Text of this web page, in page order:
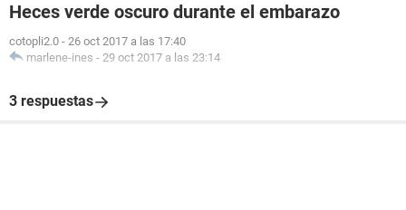
Heces verde oscuro durante el embarazo
cotopli2.0 - 26 oct 2017 a las 17:40
marlene-ines - 29 oct 2017 a las 23:14
3 respuestas